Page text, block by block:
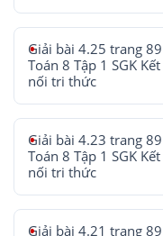
Giải bài 4.25 trang 89
Toán 8 Tập 1 SGK Kết
nối tri thức
Giải bài 4.23 trang 89
Toán 8 Tập 1 SGK Kết
nối tri thức
Giải bài 4.21 trang 89